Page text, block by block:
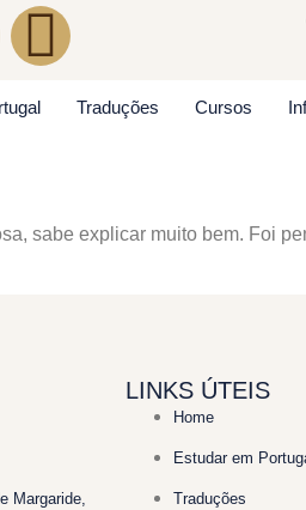
Traduções Cursos
sabe explicar muito bem. Foi
Margaride,
LINKS ÚTEIS
Home
Estudar em
Traduções